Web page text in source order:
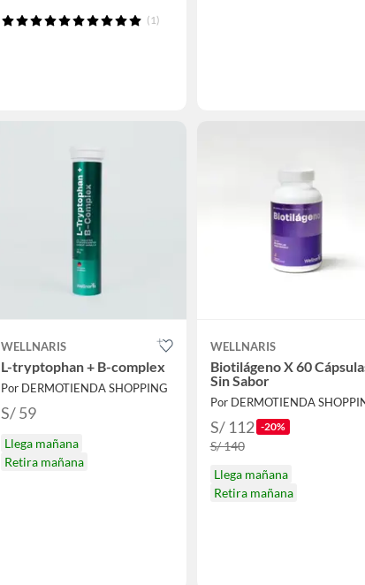
(1)
WELLNARIS
L-tryptophan + B-complex
Por DERMOTIENDA SHOPPING
S/ 59
Llega mañana
Retira mañana
WELLNARIS
Biotilágeno X 60
Sin Sabor
Por DERMOTIENDA
S/ 112 -20%
S/ 140
Llega mañana
Retira mañana